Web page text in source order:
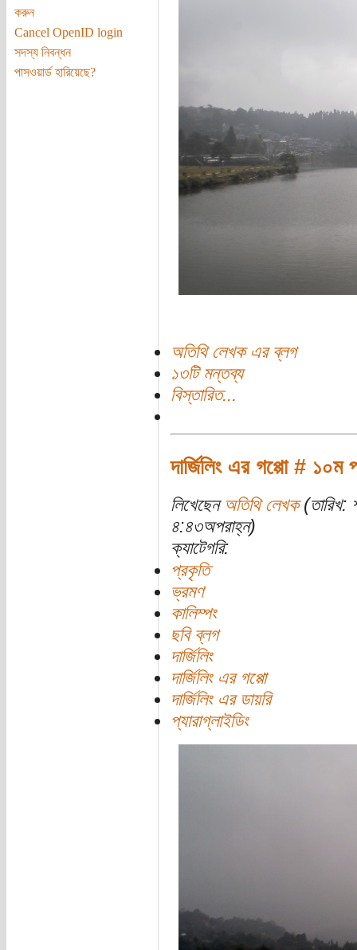
করুন
Cancel OpenID login
সদস্য নিবন্ধন
পাসওয়ার্ড হারিয়েছে?
অতিথি লেখক এর ব্লগ
১৩টি মন্তব্য
বিস্তারিত...
দার্জিলিং এর গপ্পো # ১০ম
লিখেছেন অতিথি লেখক(তারিখ:
৪:৪৩অপরাহ্ন)
ক্যাটেগরি:
প্রকৃতি
ভ্রমণ
কালিম্পং
ছবি ব্লগ
দার্জিলিং
দার্জিলিং এর গপ্পো
দার্জিলিং এর ডায়রি
প্যারাগ্লাইডিং